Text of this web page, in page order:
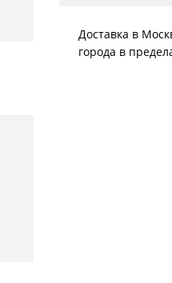
Доставка в
города в